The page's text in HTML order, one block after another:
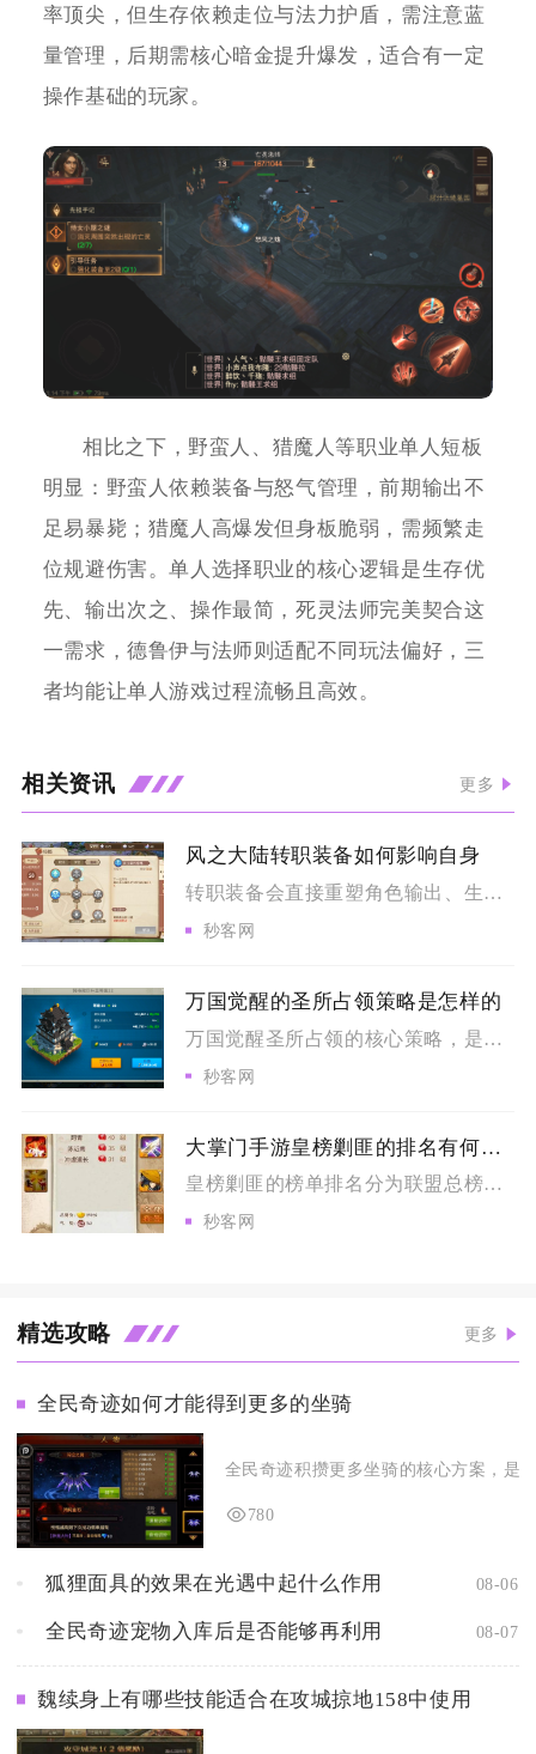
率顶尖，但生存依赖走位与法力护盾，需注意蓝
量管理，后期需核心暗金提升爆发，适合有一定
操作基础的玩家。
相比之下，野蛮人、猎魔人等职业单人短板
明显：野蛮人依赖装备与怒气管理，前期输出不
足易暴毙；猎魔人高爆发但身板脆弱，需频繁走
位规避伤害。单人选择职业的核心逻辑是生存优
先、输出次之、操作最简，死灵法师完美契合这
一需求，德鲁伊与法师则适配不同玩法偏好，三
者均能让单人游戏过程流畅且高效。
相关资讯 更多
风之大陆转职装备如何影响自身
转职装备会直接重塑角色输出、生存、辅助三类核心能力，套装专属...
秒客网
万国觉醒的圣所占领策略是怎样的
万国觉醒圣所占领的核心策略，是以联盟分工为基础，前期做好bu...
秒客网
大掌门手游皇榜剿匪的排名有何意义
皇榜剿匪的榜单排名分为联盟总榜与个人掌门榜，核心意义分为实物...
秒客网
精选攻略 更多
全民奇迹如何才能得到更多的坐骑
全民奇迹积攒更多坐骑的核心方案，是
780
狐狸面具的效果在光遇中起什么作用 08-06
全民奇迹宠物入库后是否能够再利用 08-07
魏续身上有哪些技能适合在攻城掠地158中使用